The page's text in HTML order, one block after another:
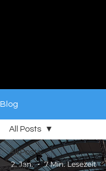
Blog
All Posts
MWC
All Posts
2. Jan. 7 Min. Lesezeit